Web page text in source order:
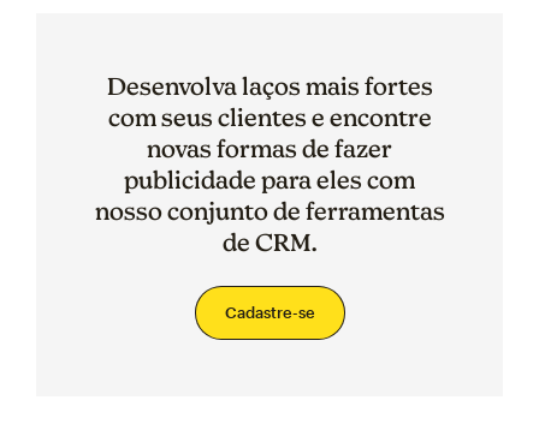
Desenvolva laços mais fortes
com seus clientes e encontre
novas formas de fazer
publicidade para eles com
nosso conjunto de ferramentas
de CRM.
Cadastre-se